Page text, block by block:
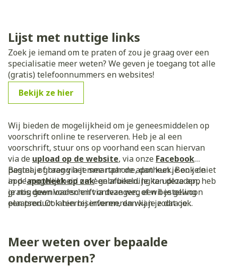
Lijst met nuttige links
Zoek je iemand om te praten of zou je graag over een
specialisatie meer weten? We geven je toegang tot alle
(gratis) telefoonnummers en websites!
Bekijk ze hier
Wij bieden de mogelijkheid om je geneesmiddelen op
voorschrift online te reserveren. Heb je al een
voorschrift, stuur ons op voorhand een scan hiervan
via de upload op de website, via onze Facebook
pagina, of breng het mee naar de apotheek. Ben je niet
in de mogelijkheid om een afbeelding te uploaden, heb
je nog geen voorschrift ontvangen, of wil je gewoon
een product laten reserveren, dan kan je dat ook
informeren wij je wanneer de bestelling klaar staat.
Bestel je graag via je smartphone, dan kun je ook de
app 'apotheek op zak' gebruiken. Je kan deze app
gratis downloaden en via deze weg een bestelling
plaatsen. Ook hierbij informeren wij je zodra je
Meer weten over bepaalde
onderwerpen?